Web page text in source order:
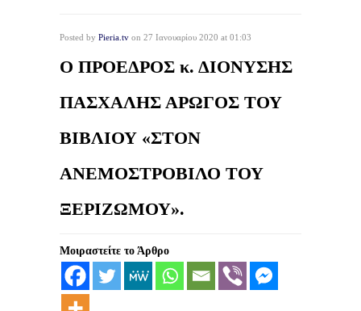
Posted by Pieria.tv on 27 Ιανουαρίου 2020 at 01:03
Ο ΠΡΟΕΔΡΟΣ κ. ΔΙΟΝΥΣΗΣ
ΠΑΣΧΑΛΗΣ ΑΡΩΓΟΣ ΤΟΥ
ΒΙΒΛΙΟΥ «ΣΤΟΝ
ΑΝΕΜΟΣΤΡΟΒΙΛΟ ΤΟΥ
ΞΕΡΙΖΩΜΟΥ».
Μοιραστείτε το Άρθρο